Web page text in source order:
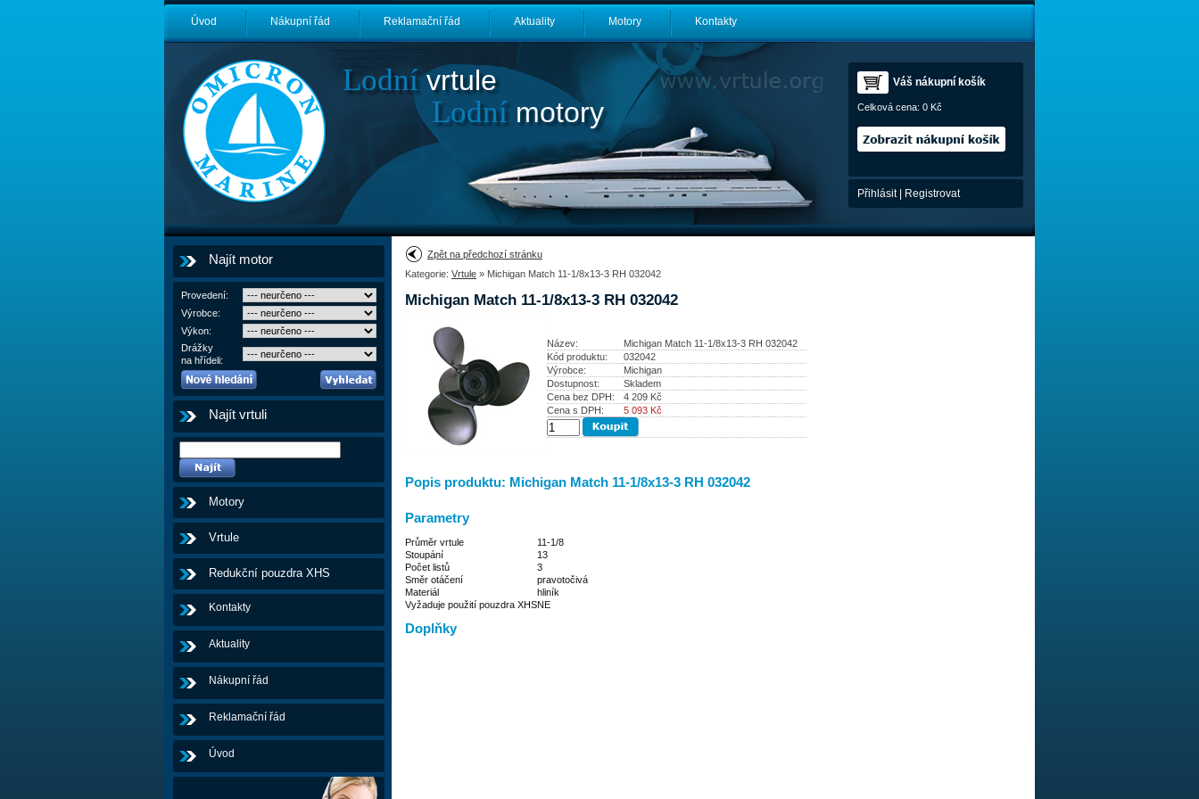
Úvod Nákupní řád Reklamační řád Aktuality Motory Kontakty
Lodnívrtule
Lodnímotory
Váš nákupní košík
Celková cena: 0 Kč
Přihlásit| Registrovat
Najít motor
Provedení:
Výrobce:
Výkon:
Drážky
na hřídeli:
Najít vrtuli
Motory
Vrtule
Redukční pouzdra XHS
Kontakty
Aktuality
Nákupní řád
Reklamační řád
Úvod
Zpět na předchozí stránku
Kategorie: Vrtule » Michigan Match 11-1/8x13-3 RH 032042
Michigan Match 11-1/8x13-3 RH 032042
Název:
Michigan Match 11-1/8x13-3 RH 032042
Kód produktu:
032042
Výrobce:
Michigan
Dostupnost:
Skladem
Cena bez DPH:
4 209 Kč
Cena s DPH:
5 093 Kč
Popis produktu: Michigan Match 11-1/8x13-3 RH 032042
Parametry
Průměr vrtule
11-1/8
Stoupání
13
Počet listů
3
Směr otáčení
pravotočivá
Materiál
hliník
Vyžaduje použití pouzdra XHSNE
Doplňky